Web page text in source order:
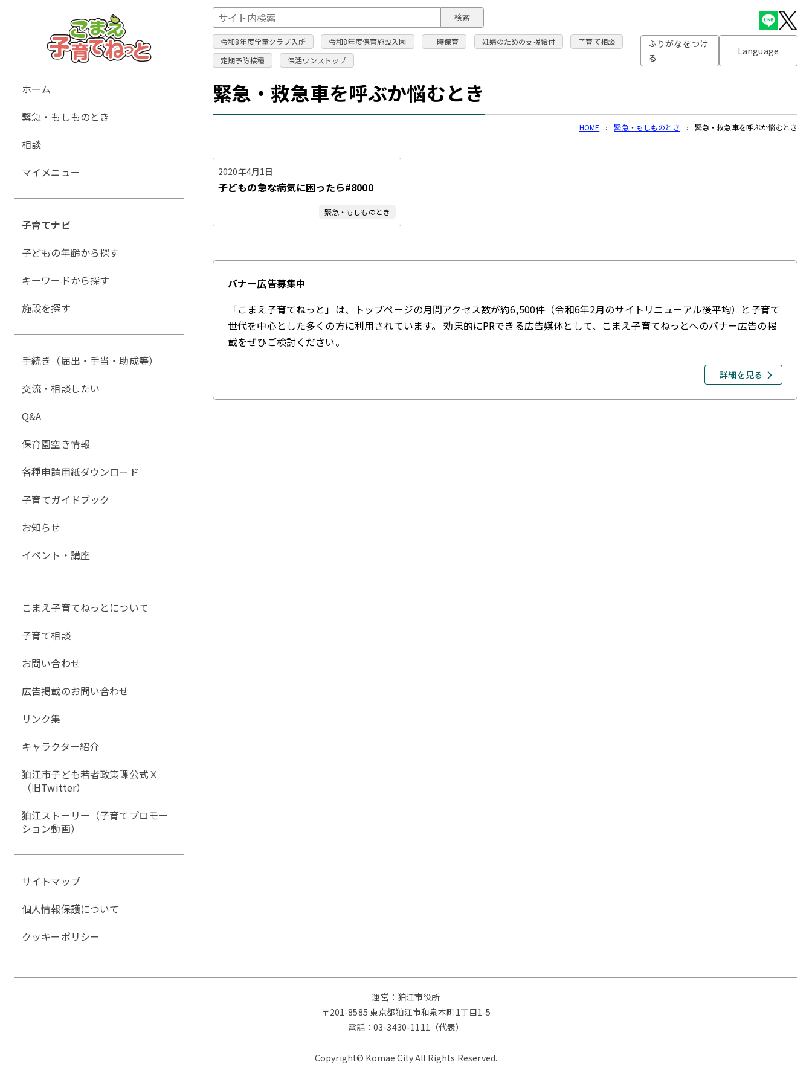
このページの本文へ
検索
令和8年度学童クラブ入所 令和8年度保育施設入園 一時保育 妊婦のための支援給付
子育て相談
定期予防接種
保活ワンストップ
ふりがなをつけ
る
Language
緊急・救急車を呼ぶか悩むとき
HOME › 緊急・もしものとき › 緊急・救急車を呼ぶか悩むとき
2020年4月1日
子どもの急な病気に困ったら#8000
緊急・もしものとき
バナー広告募集中
「こまえ子育てねっと」は、トップページの月間アクセス数が約6,500件（令和6年2月のサイトリニューアル後平均）と子育て
世代を中心とした多くの方に利用されています。 効果的にPRできる広告媒体として、こまえ子育てねっとへのバナー広告の掲
載をぜひご検討ください。
詳細を見る
グ
ー
ル
ナ
ゲ
シ
ョ
ホーム
緊急・もしものとき
相談
マイメニュー
子育てナビ
子どもの年齢から探す
キーワードから探す
施設を探す
手続き（届出・手当・助成等）
交流・相談したい
Q&A
保育園空き情報
各種申請用紙ダウンロード
子育てガイドブック
お知らせ
イベント・講座
こまえ子育てねっとについて
子育て相談
お問い合わせ
広告掲載のお問い合わせ
リンク集
キャラクター紹介
狛江市子ども若者政策課公式Ｘ
（旧Twitter）
狛江ストーリー（子育てプロモー
ション動画）
サイトマップ
個人情報保護について
クッキーポリシー
運営：狛江市役所
〒201-8585 東京都狛江市和泉本町1丁目1-5
電話：03-3430-1111（代表）
Copyright© Komae City All Rights Reserved.